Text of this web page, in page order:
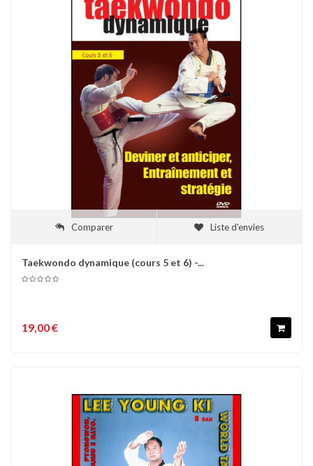
Comparer Liste d'envies
Taekwondo dynamique (cours 5 et 6) -...
19,00 €